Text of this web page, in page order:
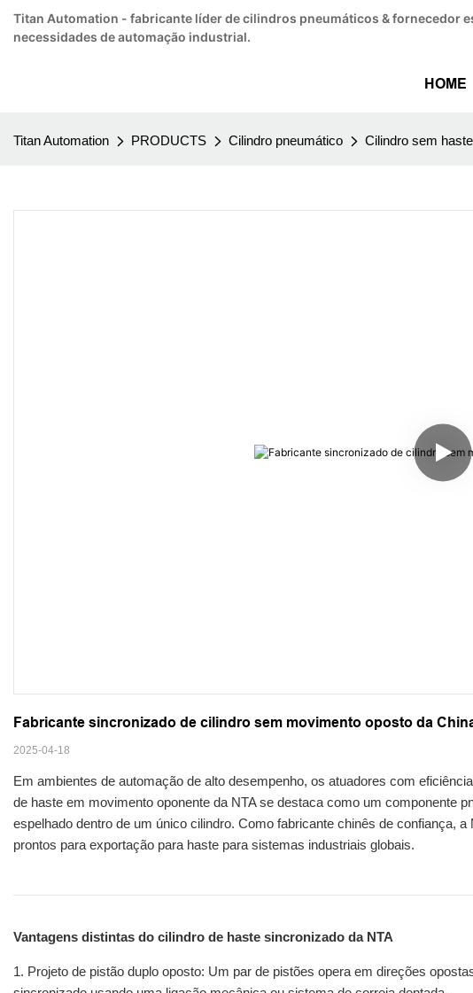
Titan Automation - fabricante líder de cilindros pneumáticos & fornecedor
necessidades de automação industrial.
HOME
Titan Automation PRODUCTS Cilindro pneumático Cilindro sem haste
Fabricante sincronizado de cilindro sem movimento oposto da
2025-04-18
Em ambientes de automação de alto desempenho, os atuadores com
de haste em movimento oponente da NTA se destaca como um componente
espelhado dentro de um único cilindro. Como fabricante chinês de confiança,
prontos para exportação para haste para sistemas industriais globais.
Vantagens distintas do cilindro de haste sincronizado da NTA
1. Projeto de pistão duplo oposto: Um par de pistões opera em direções